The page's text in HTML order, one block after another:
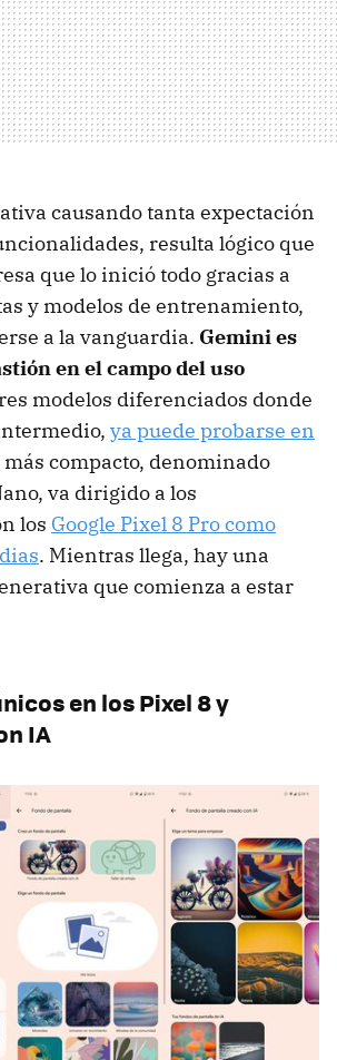
causando tanta expectación
resulta lógico que
que lo inició todo gracias a
y modelos de entrenamiento,
a la vanguardia. Gemini es
en el campo del uso
modelos diferenciados donde
ya puede probarse en
más compacto, denominado
va dirigido a los
los Google Pixel 8 Pro como
. Mientras llega, hay una
que comienza a estar
en los Pixel 8 y
IA